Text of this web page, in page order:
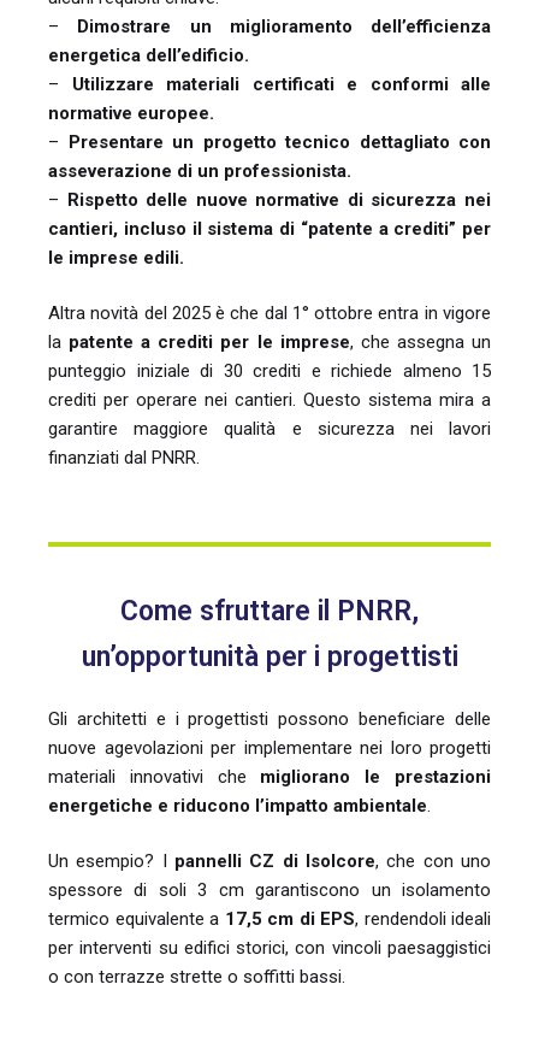
– Dimostrare un miglioramento dell’efficienza
energetica dell’edificio.
– Utilizzare materiali certificati e conformi alle
normative europee.
– Presentare un progetto tecnico dettagliato con
asseverazione di un professionista.
– Rispetto delle nuove normative di sicurezza nei
cantieri, incluso il sistema di “patente a crediti” per
le imprese edili.
Altra novità del 2025 è che dal 1° ottobre entra in vigore
la patente a crediti per le imprese, che assegna un
punteggio iniziale di 30 crediti e richiede almeno 15
crediti per operare nei cantieri. Questo sistema mira a
garantire maggiore qualità e sicurezza nei lavori
finanziati dal PNRR.
Come sfruttare il PNRR,
un’opportunità per i progettisti
Gli architetti e i progettisti possono beneficiare delle
nuove agevolazioni per implementare nei loro progetti
materiali innovativi che migliorano le prestazioni
energetiche e riducono l’impatto ambientale
Un esempio? I pannelli CZ di Isolcore, che con uno
spessore di soli 3 cm garantiscono un isolamento
termico equivalente a 17,5 cm di EPS, rendendoli ideali
per interventi su edifici storici, con vincoli paesaggistici
o con terrazze strette o soffitti bassi.